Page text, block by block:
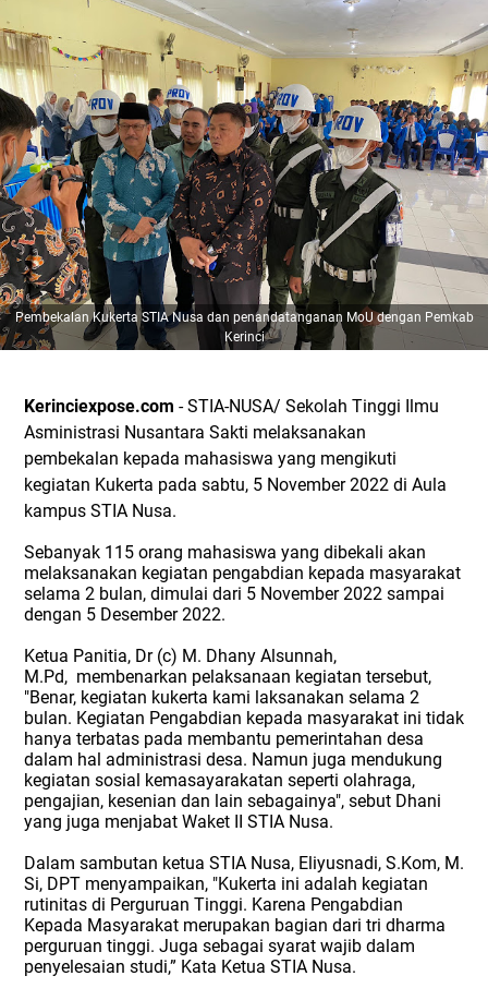
Pembekalan Kukerta STIA Nusa dan penandatanganan MoU dengan Pemkab
Kerinci
Kerinciexpose.com - STIA-NUSA/ Sekolah Tinggi Ilmu
Asministrasi Nusantara Sakti melaksanakan
pembekalan kepada mahasiswa yang mengikuti
kegiatan Kukerta pada sabtu, 5 November 2022 di Aula
kampus STIA Nusa.
Sebanyak 115 orang mahasiswa yang dibekali akan
melaksanakan kegiatan pengabdian kepada masyarakat
selama 2 bulan, dimulai dari 5 November 2022 sampai
dengan 5 Desember 2022.
Ketua Panitia, Dr (c) M. Dhany Alsunnah,
M.Pd, membenarkan pelaksanaan kegiatan tersebut,
"Benar, kegiatan kukerta kami laksanakan selama 2
bulan. Kegiatan Pengabdian kepada masyarakat ini tidak
hanya terbatas pada membantu pemerintahan desa
dalam hal administrasi desa. Namun juga mendukung
kegiatan sosial kemasayarakatan seperti olahraga,
pengajian, kesenian dan lain sebagainya", sebut Dhani
yang juga menjabat Waket II STIA Nusa.
Dalam sambutan ketua STIA Nusa, Eliyusnadi, S.Kom, M.
Si, DPT menyampaikan, "Kukerta ini adalah kegiatan
rutinitas di Perguruan Tinggi. Karena Pengabdian
Kepada Masyarakat merupakan bagian dari tri dharma
perguruan tinggi. Juga sebagai syarat wajib dalam
penyelesaian studi,” Kata Ketua STIA Nusa.